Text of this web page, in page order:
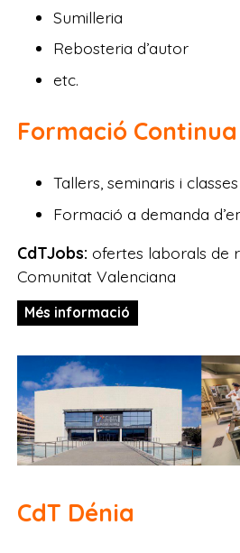
Sumilleria
Rebosteria d’autor
etc.
Formació Continua
Tallers, seminaris i
Formació a demanda
CdTJobs: ofertes laborals de
Comunitat Valenciana
Més informació
CdT Dénia